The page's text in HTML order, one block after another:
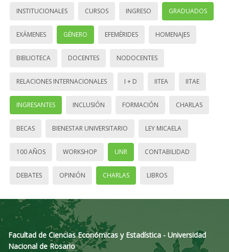
INSTITUCIONALES CURSOS INGRESO GRADUADOS
EXÁMENES GÉNERO EFEMÉRIDES HOMENAJES
BIBLIOTECA DOCENTES NODOCENTES
RELACIONES INTERNACIONALES I + D IITEA IITAE
INGRESANTES INCLUSIÓN FORMACIÓN CHARLAS
BECAS BIENESTAR UNIVERSITARIO LEY MICAELA
100 AÑOS WORKSHOP UNR CONTABILIDAD
DEBATES OPINIÓN CHARLAS LIBROS
Facultad de Ciencias Económicas y Estadística - Universidad
Nacional de Rosario